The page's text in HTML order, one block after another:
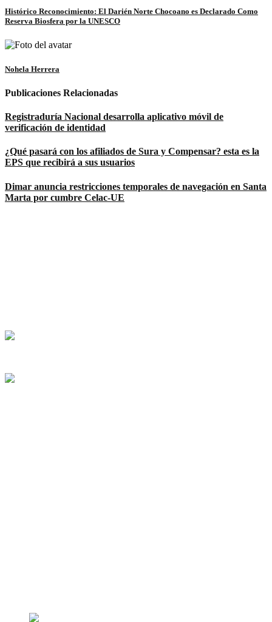
Histórico Reconocimiento: El Darién Norte Chocoano es Declarado Como
Reserva Biosfera por la UNESCO
Nohela Herrera
Publicaciones Relacionadas
Registraduría Nacional desarrolla aplicativo móvil de
verificación de identidad
¿Qué pasará con los afiliados de Sura y Compensar? esta es la
EPS que recibirá a sus usuarios
Dimar anuncia restricciones temporales de navegación en Santa
Marta por cumbre Celac-UE